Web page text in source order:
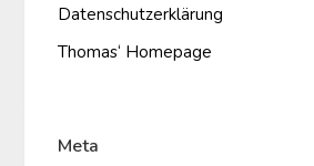
Datenschutzerklärung
Thomas‘ Homepage
Meta